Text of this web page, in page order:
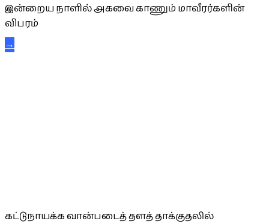
இன்றைய நாளில் அகவை காணும் மாவீரர்களின்
விபரம்
→
கட்டுநாயக்க வான்படைத் தளத் தாக்குதலில்